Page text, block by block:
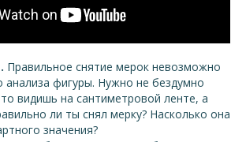
Правильное снятие мерок невозможно
анализа фигуры. Нужно не бездумно
видишь на сантиметровой ленте, а
ли ты снял мерку? Насколько она
значения?